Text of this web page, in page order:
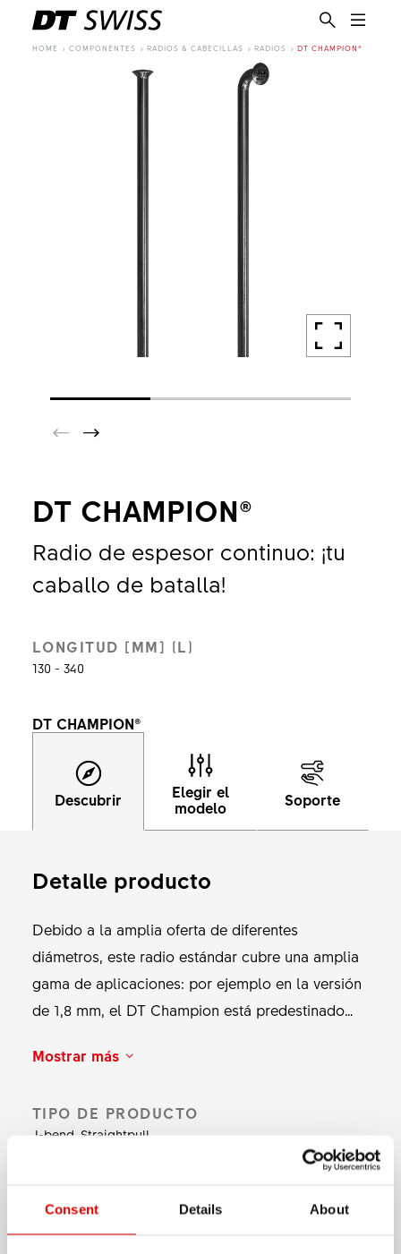
Consent Details About
HOME COMPONENTES RADIOS & CABECILLAS RADIOS DT CHAMPION®
DT CHAMPION®
Radio de espesor continuo: ¡tu
caballo de batalla!
LONGITUD [MM] (L)
130 - 340
DT CHAMPION®
Descubrir
Elegir el
modelo
Soporte
Detalle producto
Debido a la amplia oferta de diferentes
diámetros, este radio estándar cubre una amplia
gama de aplicaciones: por ejemplo en la versión
de 1,8 mm, el DT Champion está predestinado
MTB. En la versión de 2.0 mm, cubre todo el
Champion con 2.34mm de diametro aguanta
Mostrar más
TIPO DE PRODUCTO
J-bend, Straightpull
None